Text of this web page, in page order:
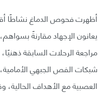
أظهرت فحوص الدماغ نشاطًا
يعانون الإجهاد مقارنةً
مراجعة الرحلات السابقة
شبكات الفص الجبهي
العصبية مع الأهداف